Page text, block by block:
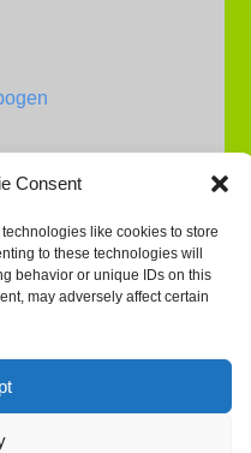
Consent
like cookies to store
to these technologies will
behavior or unique IDs on this
may adversely affect certain